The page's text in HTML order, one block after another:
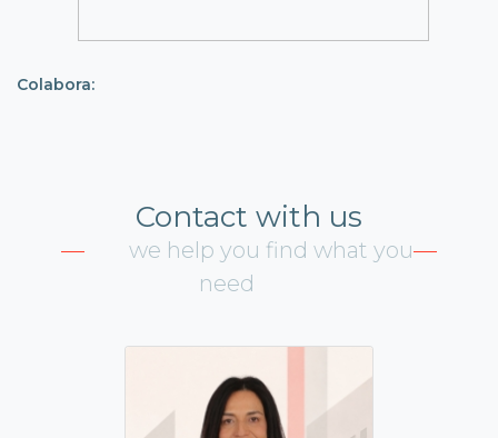
Colabora:
Contact with us
we help you find what you
need